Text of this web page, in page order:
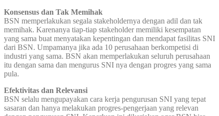
Konsensus dan Tak Memihak
BSN memperlakukan segala stakeholdernya dengan adil dan tak
memihak. Karenanya tiap-tiap stakeholder memiliki kesempatan
yang sama buat menyatakan kepentingan dan mendapat fasilitas SNI
dari BSN. Umpamanya jika ada 10 perusahaan berkompetisi di
industri yang sama. BSN akan memperlakukan seluruh perusahaan
itu dengan sama dan mengurus SNI nya dengan progres yang sama
pula.
Efektivitas dan Relevansi
BSN selalu mengupayakan cara kerja pengurusan SNI yang tepat
sasaran dan hanya melakukan progres-pengerjaan yang relevan